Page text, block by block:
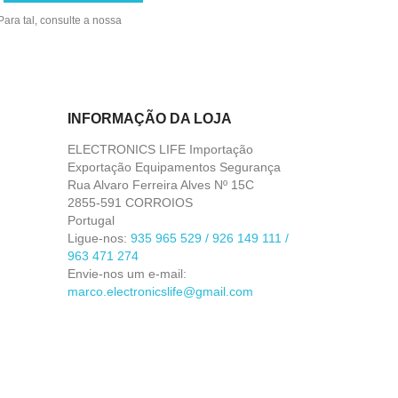
tal, consulte a nossa
INFORMAÇÃO DA LOJA
ELECTRONICS LIFE Importação
Exportação Equipamentos Segurança
Rua Alvaro Ferreira Alves Nº 15C
2855-591 CORROIOS
Portugal
Ligue-nos: 935 965 529 / 926 149 111 /
963 471 274
Envie-nos um e-mail:
marco.electronicslife@gmail.com